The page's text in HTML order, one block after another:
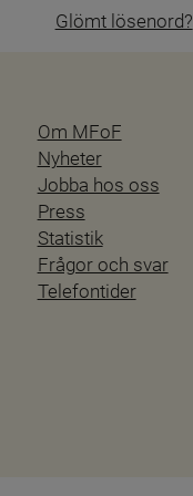
Glömt lösenord?
Om MFoF
Nyheter
Jobba hos oss
Press
Statistik
Frågor och svar
Telefontider